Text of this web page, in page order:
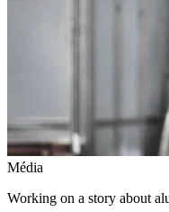
Média
Working on a story about